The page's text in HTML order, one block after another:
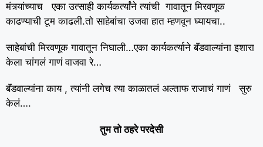
मंत्र्यांच्याच एका उत्साही कार्यकर्त्यांने त्यांची गावातून मिरवणूक
काढण्याची टूम काढली.तो साहेबांचा उजवा हात म्हणवून घ्यायचा..
साहेबांची मिरवणूक गावातून निघाली…एका कार्यकर्त्याने बॅंडवाल्यांना इशारा
केला चांगलं गाणं वाजवा रे…
बॅंडवाल्यांना काय , त्यांनी लगेच त्या काळातलं अल्ताफ राजाचं गाणं सुरु
केलं….
तुम तो ठहरे परदेसी